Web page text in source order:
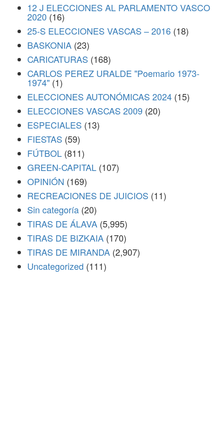
12 J ELECCIONES AL PARLAMENTO VASCO
2020 (16)
25-S ELECCIONES VASCAS – 2016 (18)
BASKONIA (23)
CARICATURAS (168)
CARLOS PEREZ URALDE "Poemario 1973-
1974" (1)
ELECCIONES AUTONÓMICAS 2024 (15)
ELECCIONES VASCAS 2009 (20)
ESPECIALES (13)
FIESTAS (59)
FÚTBOL (811)
GREEN-CAPITAL (107)
OPINIÓN (169)
RECREACIONES DE JUICIOS (11)
Sin categoría (20)
TIRAS DE ÁLAVA (5,995)
TIRAS DE BIZKAIA (170)
TIRAS DE MIRANDA (2,907)
Uncategorized (111)